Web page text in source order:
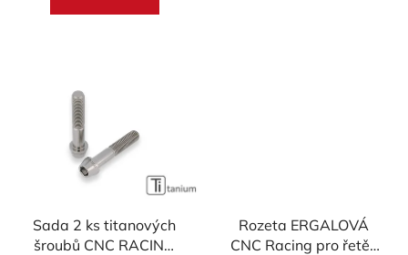
Sada 2 ks titanových
šroubů CNC RACING
Rozeta ERGALOVÁ
CNC Racing pro řetěz